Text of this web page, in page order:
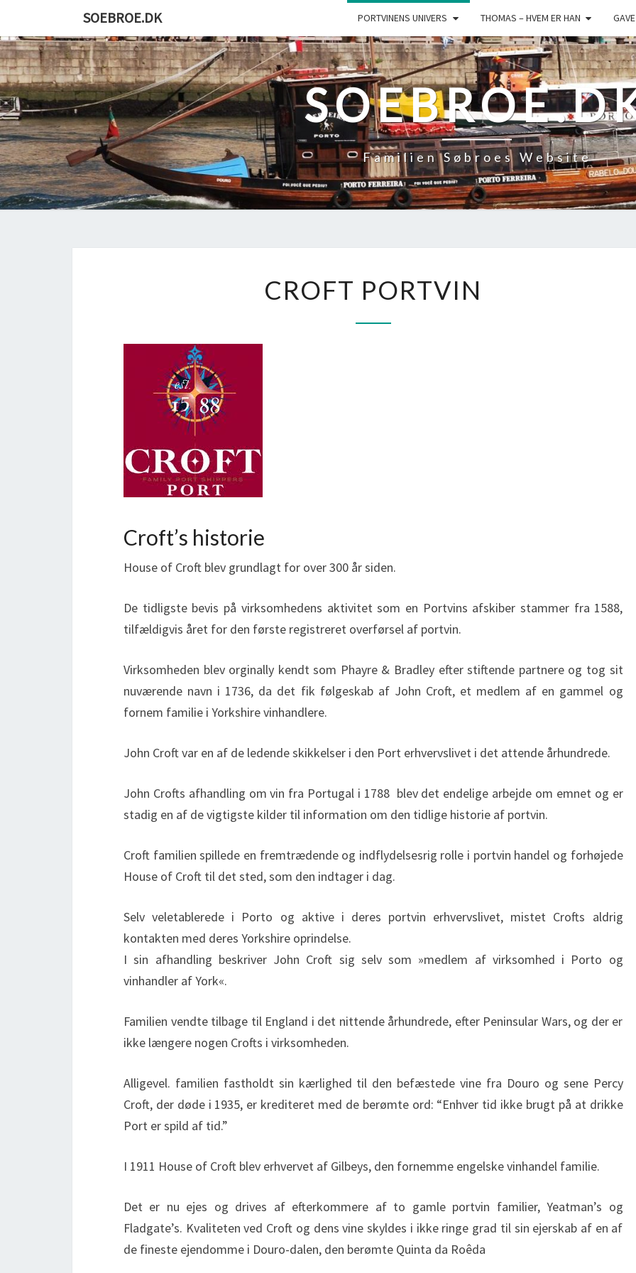
content
SOEBROE.DK PORTVINENS UNIVERS THOMAS – HVEM ER HAN
Familien Søbroes Website
PORTVIN
CROFT PORTVIN
Croft’s historie
House of Croft blev grundlagt for over 300 år siden.
De tidligste bevis på virksomhedens aktivitet som en Portvins afskiber stammer fra 1588,
tilfældigvis året for den første registreret overførsel af portvin.
Virksomheden blev orginally kendt som Phayre & Bradley efter stiftende partnere og tog sit
nuværende navn i 1736, da det fik følgeskab af John Croft, et medlem af en gammel og
fornem familie i Yorkshire vinhandlere.
John Croft var en af de ledende skikkelser i den Port erhvervslivet i det attende århundrede.
John Crofts afhandling om vin fra Portugal i 1788 blev det endelige arbejde om emnet og er
stadig en af de vigtigste kilder til information om den tidlige historie af portvin.
Croft familien spillede en fremtrædende og indflydelsesrig rolle i portvin handel og forhøjede
House of Croft til det sted, som den indtager i dag.
Selv veletablerede i Porto og aktive i deres portvin erhvervslivet, mistet Crofts aldrig
kontakten med deres Yorkshire oprindelse.
I sin afhandling beskriver John Croft sig selv som »medlem af virksomhed i Porto og
vinhandler af York«.
Familien vendte tilbage til England i det nittende århundrede, efter Peninsular Wars, og der er
ikke længere nogen Crofts i virksomheden.
Alligevel. familien fastholdt sin kærlighed til den befæstede vine fra Douro og sene Percy
Croft, der døde i 1935, er krediteret med de berømte ord: “Enhver tid ikke brugt på at drikke
Port er spild af tid.”
I 1911 House of Croft blev erhvervet af Gilbeys, den fornemme engelske vinhandel familie.
Det er nu ejes og drives af efterkommere af to gamle portvin familier, Yeatman’s og
Fladgate’s. Kvaliteten ved Croft og dens vine skyldes i ikke ringe grad til sin ejerskab af en af
de fineste ejendomme i Douro-dalen, den berømte Quinta da Roêda